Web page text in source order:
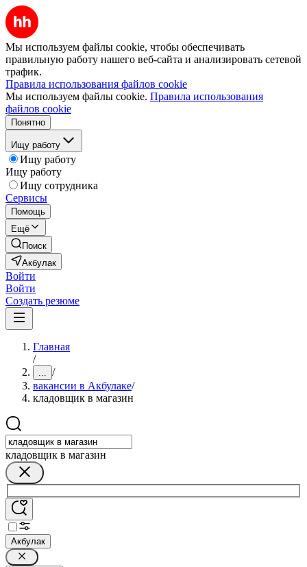
Мы используем файлы cookie, чтобы обеспечивать
правильную работу нашего веб-сайта и анализировать сетевой
трафик.
Правила использования файлов cookie
Мы используем файлы cookie. Правила использования
файлов cookie
Понятно
Ищу работу
Ищу работу
Ищу работу
Ищу сотрудника
Сервисы
Помощь
Ещё
Поиск
Акбулак
Войти
Войти
Создать резюме
Главная
/
... /
вакансии в Акбулаке/
кладовщик в магазин
кладовщик в магазин
Акбулак